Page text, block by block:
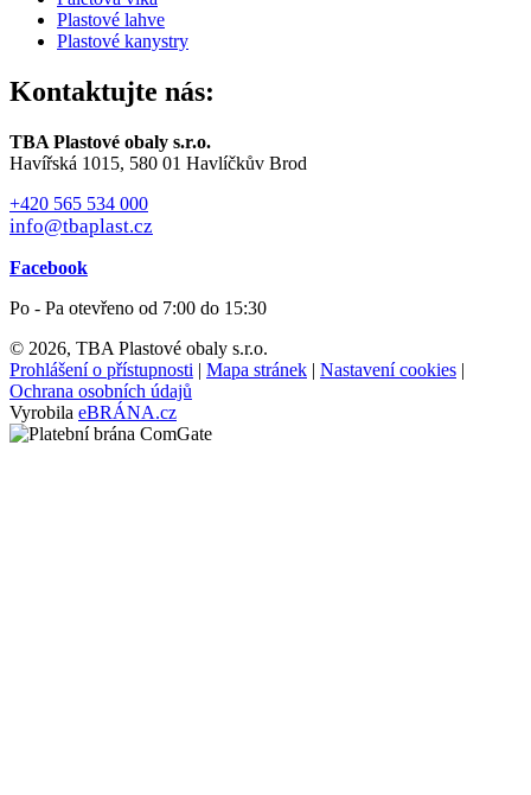
Plastové lahve
Plastové kanystry
Kontaktujte nás:
TBA Plastové obaly s.r.o.
Havířská 1015, 580 01 Havlíčkův Brod
+420 565 534 000
info@tbaplast.cz
Facebook
Po - Pa otevřeno od 7:00 do 15:30
© 2026, TBA Plastové obaly s.r.o.
Prohlášení o přístupnosti | Mapa stránek | Nastavení cookies |
Ochrana osobních údajů
Vyrobila eBRÁNA.cz